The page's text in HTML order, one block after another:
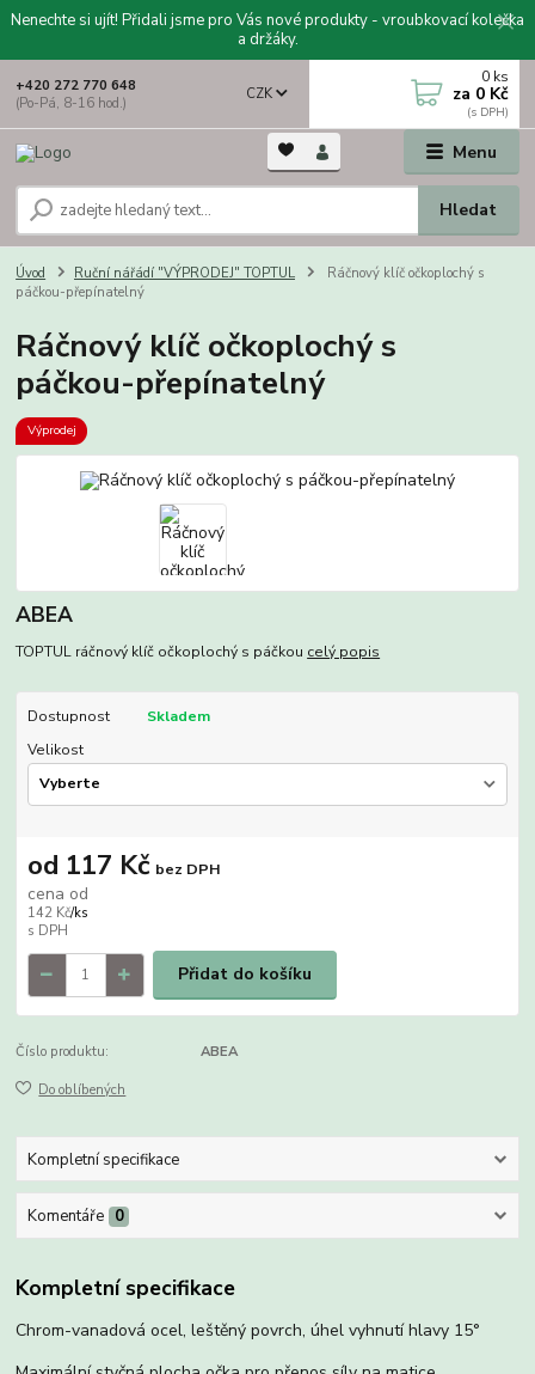
Nenechte si ujít! Přidali jsme pro Vás nové produkty - vroubkovací kolečka
a držáky.
Menu
CZK
Hledat
+420 272 770 648
(Po-Pá, 8-16 hod.)
0 ks
za 0 Kč
Úvod Ruční nářádí "VÝPRODEJ" TOPTUL
Ráčnový klíč očkoplochý s
páčkou-přepínatelný
Ráčnový klíč očkoplochý s
páčkou-přepínatelný
Výprodej
ABEA
TOPTUL ráčnový klíč očkoplochý s páčkou celý popis
Dostupnost
Skladem
Velikost
cena od
142 Kč/ks
od 117 Kč bez DPH
Přidat do košíku
Číslo produktu: ABEA
Do oblíbených
Kompletní specifikace
Komentáře 0
Kompletní specifikace
Chrom-vanadová ocel, leštěný povrch, úhel vyhnutí hlavy 15°